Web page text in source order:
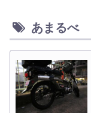
あまるべ